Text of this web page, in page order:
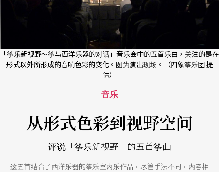
「筝乐新视野～筝与西洋乐器的对话」音乐会中的五首乐曲，关注的是在
形式以外所形成的音响色彩的变化。图为演出现场。（四象筝乐团 提
供）
音乐
从形式色彩到视野空间
评说「筝乐新视野」的五首筝曲
这五首结合了西洋乐器的筝乐室内乐作品，尽管手法不同，内容相